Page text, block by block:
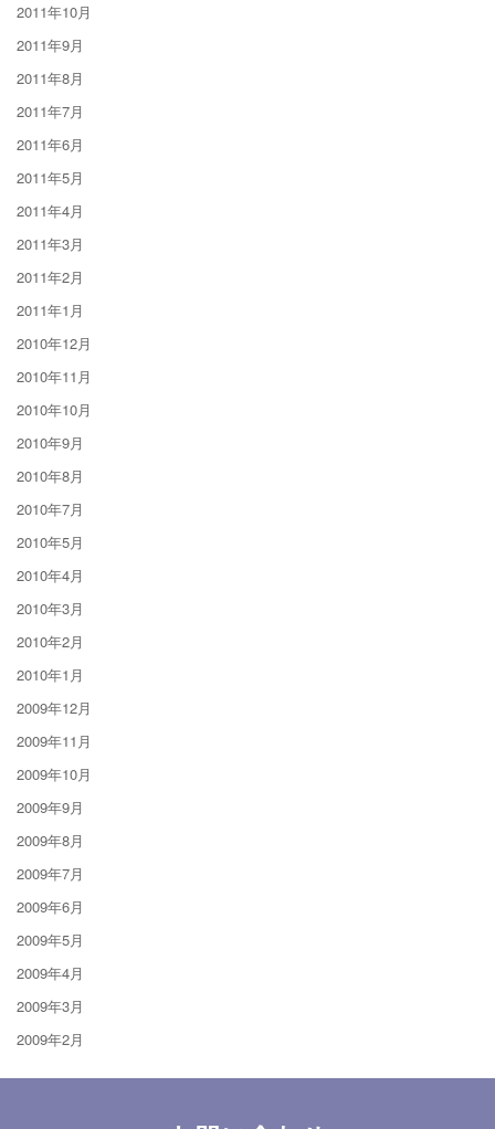
2011年10月
2011年9月
2011年8月
2011年7月
2011年6月
2011年5月
2011年4月
2011年3月
2011年2月
2011年1月
2010年12月
2010年11月
2010年10月
2010年9月
2010年8月
2010年7月
2010年5月
2010年4月
2010年3月
2010年2月
2010年1月
2009年12月
2009年11月
2009年10月
2009年9月
2009年8月
2009年7月
2009年6月
2009年5月
2009年4月
2009年3月
2009年2月